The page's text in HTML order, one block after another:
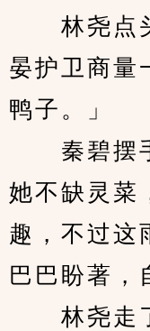
林尧点头
晏护卫商量
鸭子。」
秦碧摆手
她不缺灵菜
趣，不过这
巴巴盼著，
林尧走了